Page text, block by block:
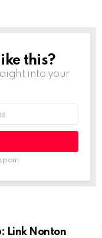
this?
into your
Link Nonton